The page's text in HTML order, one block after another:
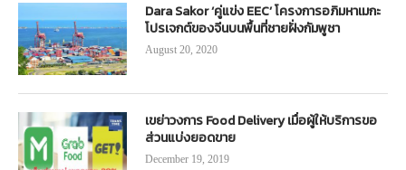
Dara Sakor ‘คู่แข่ง EEC’ โครงการอภิมหาเมกะ
โปรเจกต์ของจีนบนพื้นที่ชายฝั่งกัมพูชา
August 20, 2020
เขย่าวงการ Food Delivery เมื่อผู้ให้บริการขอ
ส่วนแบ่งยอดขาย
December 19, 2019